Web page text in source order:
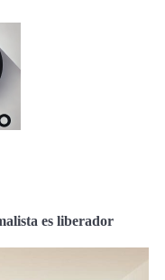
es liberador